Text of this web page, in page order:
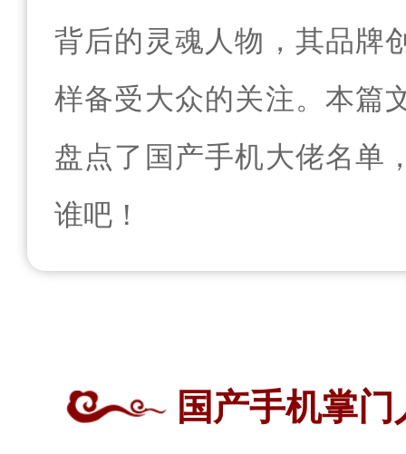
背后的灵魂人物，其品牌
样备受大众的关注。本篇
盘点了国产手机大佬名单
谁吧！
国产手机掌